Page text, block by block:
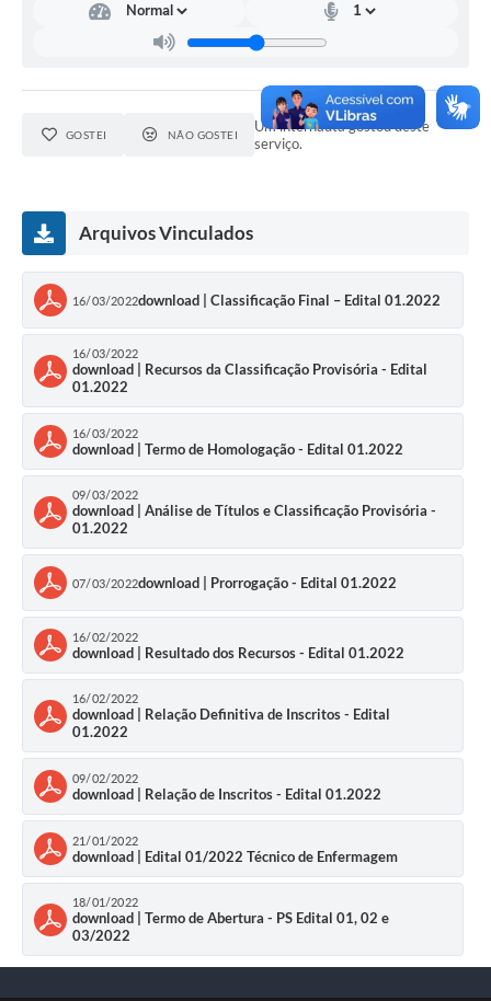
Central de Serviço
Contas Públicas
Creches
Cronograma coleta de lixo e seletiva
Banco do Povo
Biblioteca
Bancos conveniados e serviços disponíveis
Bolsas de estudo da Escola Cooperativa
Defesa Civil
Departamento de Bem-Estar Social
Divisão de Rendas
Fundo Social
Horários de Ônibus - Jundiá
Inscrições para o Castramóvel
Nota Fiscal de Serviço Eletrônica
Notícias
Ouvidorias
GOSTEI NÃO GOSTEI
Um internauta gostou deste
serviço.
Arquivos Vinculados
16/03/2022download | Classificação Final – Edital 01.2022
16/03/2022
download | Recursos da Classificação Provisória - Edital
01.2022
16/03/2022
download | Termo de Homologação - Edital 01.2022
09/03/2022
download | Análise de Títulos e Classificação Provisória -
01.2022
07/03/2022download | Prorrogação - Edital 01.2022
16/02/2022
download | Resultado dos Recursos - Edital 01.2022
16/02/2022
download | Relação Definitiva de Inscritos - Edital
01.2022
09/02/2022
download | Relação de Inscritos - Edital 01.2022
21/01/2022
download | Edital 01/2022 Técnico de Enfermagem
18/01/2022
download | Termo de Abertura - PS Edital 01, 02 e
03/2022